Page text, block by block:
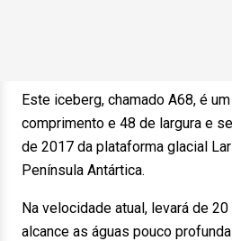
Este iceberg, chamado A68, é
comprimento e 48 de largura e
de 2017 da plataforma glacial
Península Antártica.
Na velocidade atual, levará de
alcance as águas pouco